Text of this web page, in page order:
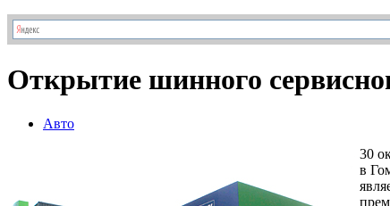
Открытие шинного
Авто
30
в